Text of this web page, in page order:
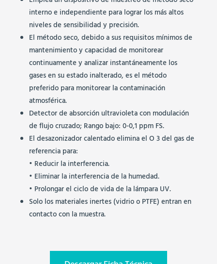
interno e independiente para lograr los más altos
niveles de sensibilidad y precisión.
El método seco, debido a sus requisitos mínimos de
mantenimiento y capacidad de monitorear
continuamente y analizar instantáneamente los
gases en su estado inalterado, es el método
preferido para monitorear la contaminación
atmosférica.
Detector de absorción ultravioleta con modulación
de flujo cruzado; Rango bajo: 0-0,1 ppm FS.
El desazonizador calentado elimina el O 3 del gas de
referencia para:
• Reducir la interferencia.
• Eliminar la interferencia de la humedad.
• Prolongar el ciclo de vida de la lámpara UV.
Solo los materiales inertes (vidrio o PTFE) entran en
contacto con la muestra.